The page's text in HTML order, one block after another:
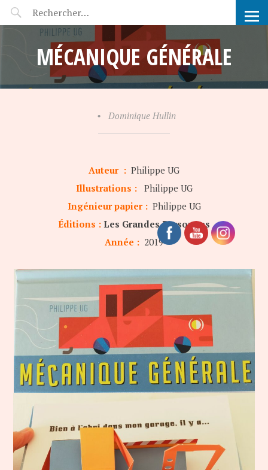
POP-UP FÉERIE
MÉCANIQUE GÉNÉRALE
• Dominique Hullin
Auteur : Philippe UG
Illustrations : Philippe UG
Ingénieur papier : Philippe UG
Éditions : Les Grandes Personnes
Année : 2019